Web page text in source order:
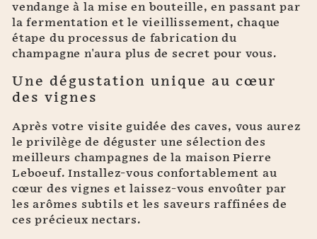
vendange à la mise en bouteille, en passant par
la fermentation et le vieillissement, chaque
étape du processus de fabrication du
champagne n'aura plus de secret pour vous.
Une dégustation unique au cœur
des vignes
Après votre visite guidée des caves, vous aurez
le privilège de déguster une sélection des
meilleurs champagnes de la maison Pierre
Leboeuf. Installez-vous confortablement au
cœur des vignes et laissez-vous envoûter par
les arômes subtils et les saveurs raffinées de
ces précieux nectars.